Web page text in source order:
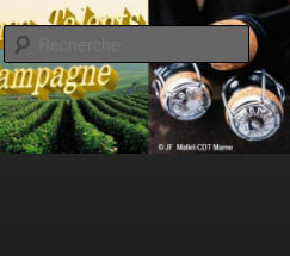
du champagne